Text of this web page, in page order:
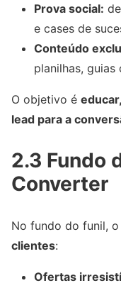
Prova social:
e cases de
Conteúdo
planilhas, guias
O objetivo é
lead para a
2.3 Fundo
Converter
No fundo do funil,
clientes:
Ofertas